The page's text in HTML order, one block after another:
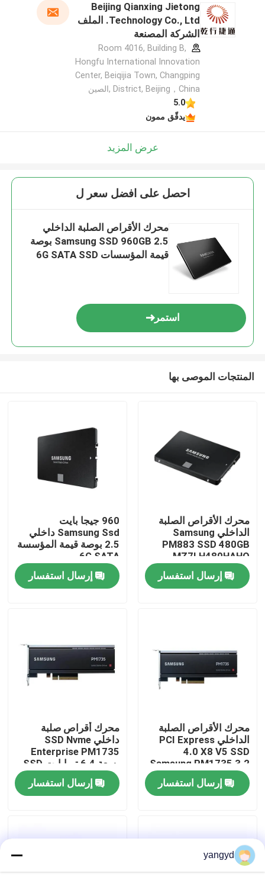
المنزل
المنتجات
جولة في المصنع
مراقبة الجودة
اتصل بنا
أخبار
حالات
VR Show
خادم تخزين الرف
Beijing Qianxing Jietong
Technology Co., Ltd. الملف
الشركة المصنعة
Room 4016, Building B,
Hongfu International Innovation
Center, Beiqijia Town, Changping
District, Beijing，China ,الصين
5.0
يدقّق ممون
عرض المزيد
احصل على افضل سعر ل
محرك الأقراص الصلبة الداخلي
Samsung SSD 960GB 2.5 بوصة
قيمة المؤسسات 6G SATA SSD
استمر
المنتجات الموصى بها
محرك الأقراص الصلبة
الداخلي Samsung
PM883 SSD 480GB
MZ7LH480HAHQ
إرسال استفسار
960 جيجا بايت
Samsung Ssd داخلي
2.5 بوصة قيمة المؤسسة
6G SATA
إرسال استفسار
محرك الأقراص الصلبة
الداخلي PCI Express
4.0 X8 V5 SSD
Samsung PM1735 3.2
تيرابايت
إرسال استفسار
محرك أقراص صلبة
داخلي SSD Nvme
Enterprise PM1735
بسعة 6.4 تيرابايت SSD
MZPLJ6T4HALA-
00007إرسال استفسار
yangyd